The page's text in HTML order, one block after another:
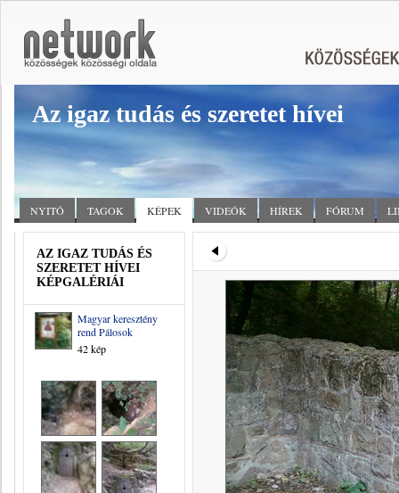
Az igaz tudás és szeretet hívei
NYITÓ TAGOK KÉPEK VIDEÓK HÍREK FÓRUM
AZ IGAZ TUDÁS ÉS
SZERETET HÍVEI
KÉPGALÉRIÁI
Magyar keresztény
rend Pálosok
42 kép